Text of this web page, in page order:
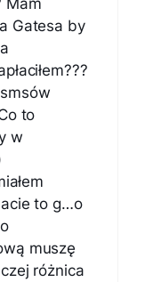
Gatesa by
to
w
to g…o
muszę
różnica